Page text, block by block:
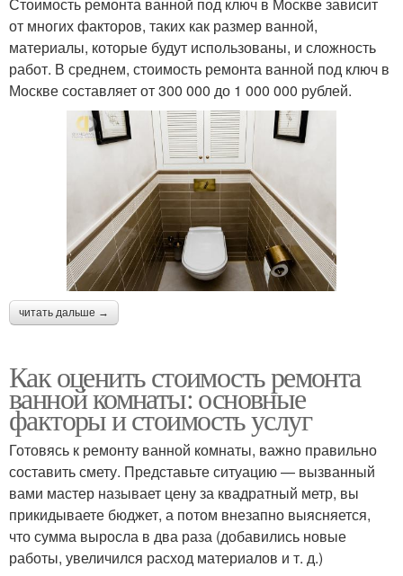
Стоимость ремонта ванной под ключ в Москве зависит
от многих факторов, таких как размер ванной,
материалы, которые будут использованы, и сложность
работ. В среднем, стоимость ремонта ванной под ключ в
Москве составляет от 300 000 до 1 000 000 рублей.
читать дальше →
Как оценить стоимость ремонта
ванной комнаты: основные
факторы и стоимость услуг
Готовясь к ремонту ванной комнаты, важно правильно
составить смету. Представьте ситуацию — вызванный
вами мастер называет цену за квадратный метр, вы
прикидываете бюджет, а потом внезапно выясняется,
что сумма выросла в два раза (добавились новые
работы, увеличился расход материалов и т. д.)